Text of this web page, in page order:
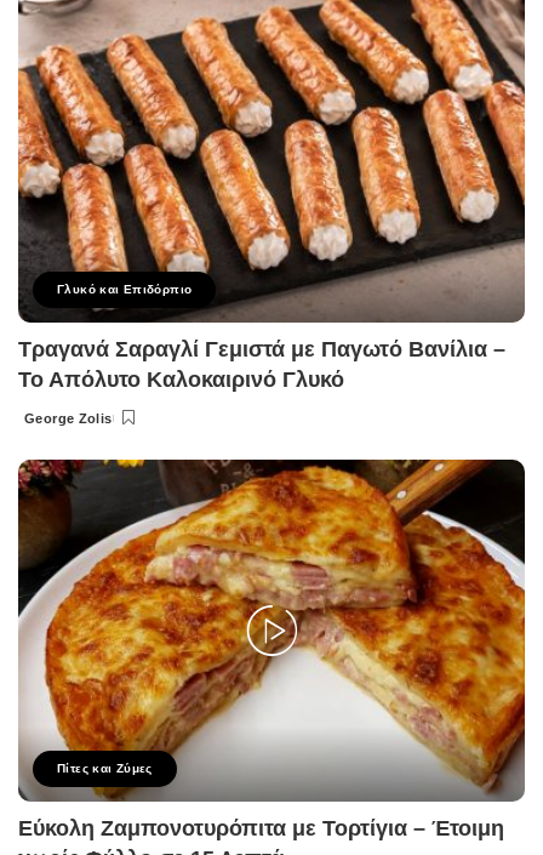
Γλυκό και Επιδόρπιο
Τραγανά Σαραγλί Γεμιστά με Παγωτό Βανίλια –
Το Απόλυτο Καλοκαιρινό Γλυκό
Posted
George Zolis
Πίτες και Ζύμες
Εύκολη Ζαμπονοτυρόπιτα με Τορτίγια – Έτοιμη